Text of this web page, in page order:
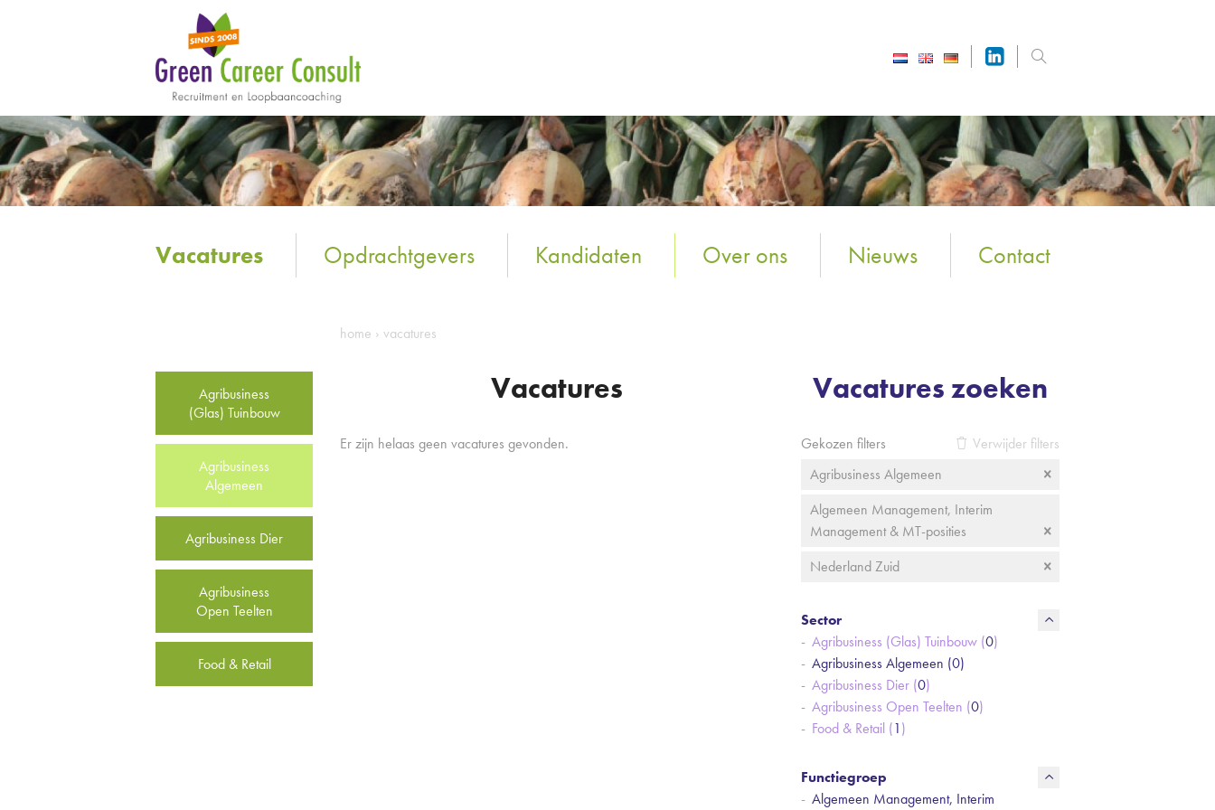
Vacatures Opdrachtgevers Kandidaten Over ons Nieuws Contact
home › vacatures
Vacatures
Er zijn helaas geen vacatures gevonden.
Agribusiness
(Glas) Tuinbouw
Agribusiness
Algemeen
Agribusiness Dier
Agribusiness
Open Teelten
Food & Retail
Vacatures zoeken
Gekozen filters
Verwijder filters
Agribusiness Algemeen
Algemeen Management, Interim
Management & MT-posities
Nederland Zuid
Sector
Agribusiness (Glas) Tuinbouw (0)
Agribusiness Algemeen (0)
Agribusiness Dier (0)
Agribusiness Open Teelten (0)
Food & Retail (1)
Functiegroep
Algemeen Management, Interim